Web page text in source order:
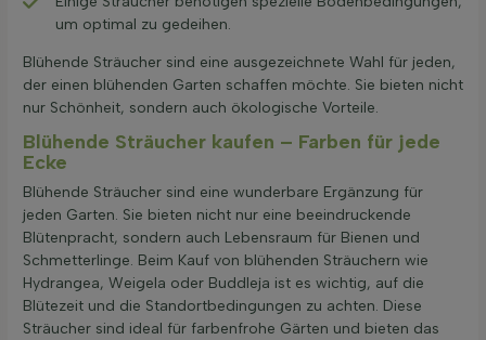
um optimal zu gedeihen.
Blühende Sträucher sind eine ausgezeichnete Wahl für jeden,
der einen blühenden Garten schaffen möchte. Sie bieten nicht
nur Schönheit, sondern auch ökologische Vorteile.
Blühende Sträucher kaufen – Farben für jede
Ecke
Blühende Sträucher sind eine wunderbare Ergänzung für
jeden Garten. Sie bieten nicht nur eine beeindruckende
Blütenpracht, sondern auch Lebensraum für Bienen und
Schmetterlinge. Beim Kauf von blühenden Sträuchern wie
Hydrangea, Weigela oder Buddleja ist es wichtig, auf die
Blütezeit und die Standortbedingungen zu achten. Diese
Sträucher sind ideal für farbenfrohe Gärten und bieten das